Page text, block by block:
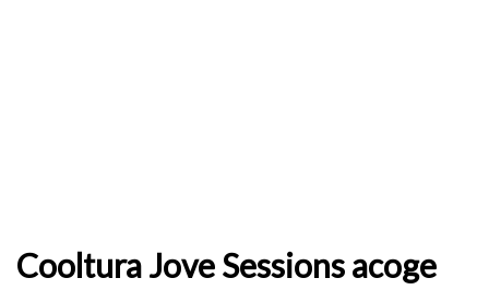
Cooltura Jove Sessions acoge